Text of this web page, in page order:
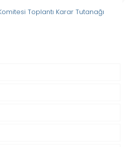
Toplantı Karar Tutanağı